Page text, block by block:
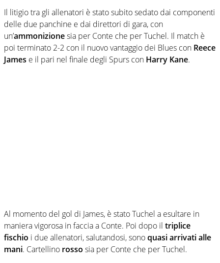
Il litigio tra gli allenatori è stato subito sedato dai componenti
delle due panchine e dai direttori di gara, con
un’ammonizionesia per Conte che per Tuchel. Il match è
poi terminato 2-2 con il nuovo vantaggio dei Blues con Reece
James e il pari nel finale degli Spurs con Harry Kane.
Al momento del gol di James, è stato Tuchel a esultare in
maniera vigorosa in faccia a Conte. Poi dopo il triplice
fischio i due allenatori, salutandosi, sonoquasi arrivati alle
mani. Cartellino rosso sia per Conte che per Tuchel.